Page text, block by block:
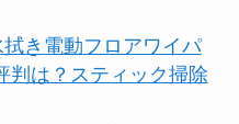
き電動フロアワイパ
判は？スティック掃除